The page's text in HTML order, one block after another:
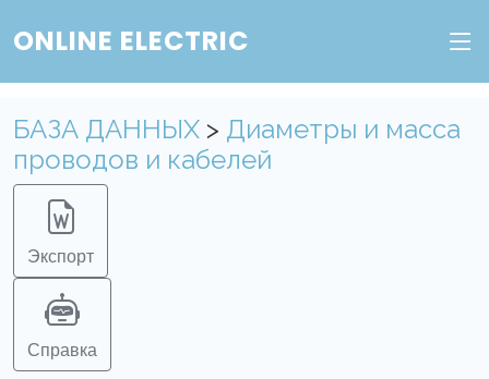
ONLINE ELECTRIC
БАЗА ДАННЫХ > Диаметры и масса
проводов и кабелей
Экспорт
Справка